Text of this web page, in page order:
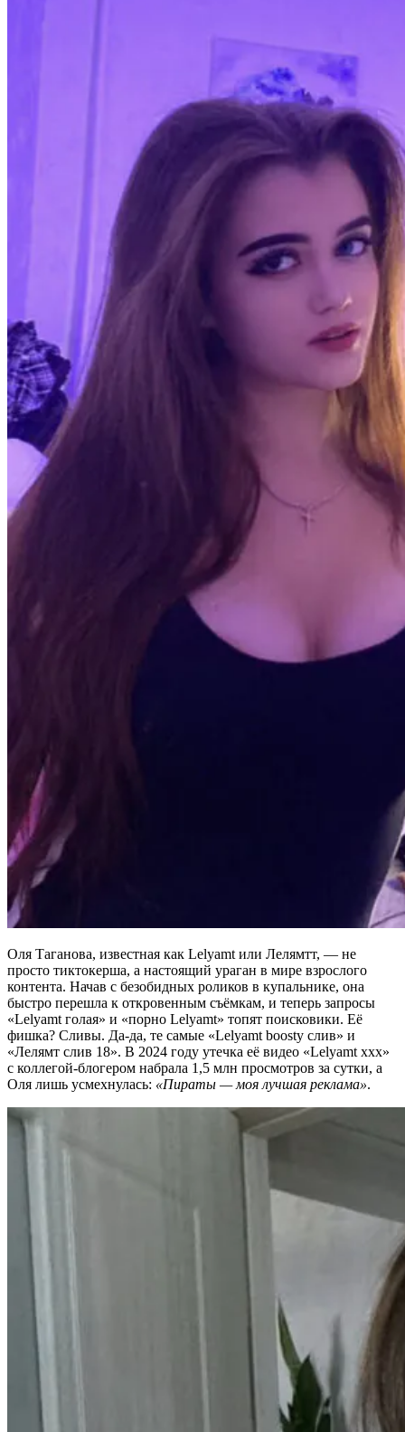
Оля Таганова, известная как Lelyamt или Лелямтт, — не
просто тиктокерша, а настоящий ураган в мире взрослого
контента. Начав с безобидных роликов в купальнике, она
быстро перешла к откровенным съёмкам, и теперь запросы
«Lelyamt голая» и «порно Lelyamt» топят поисковики. Её
фишка? Сливы. Да-да, те самые «Lelyamt boosty слив» и
«Лелямт слив 18». В 2024 году утечка её видео «Lelyamt xxx»
с коллегой-блогером набрала 1,5 млн просмотров за сутки, а
Оля лишь усмехнулась: «Пираты — моя лучшая реклама».